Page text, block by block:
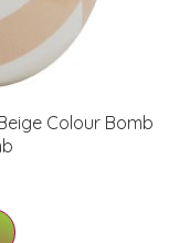
Colour Bomb